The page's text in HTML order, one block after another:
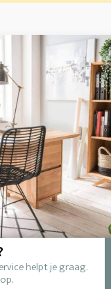
helpt je graag.